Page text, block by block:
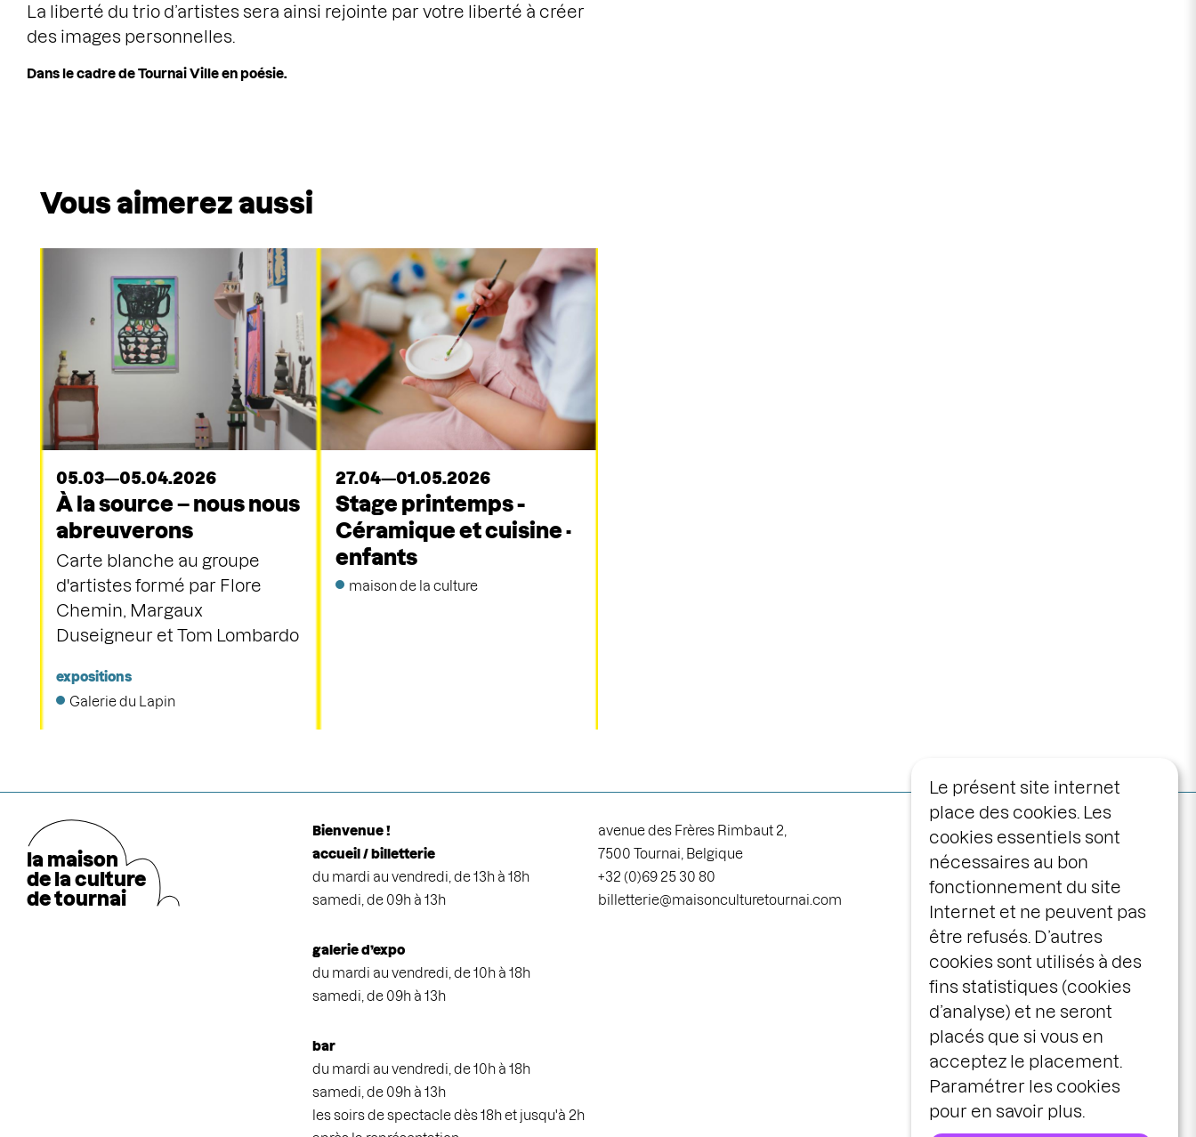
Le présent site internet
place des cookies. Les
cookies essentiels sont
nécessaires au bon
fonctionnement du site
Internet et ne peuvent pas
être refusés. D’autres
cookies sont utilisés à des
fins statistiques (cookies
d’analyse) et ne seront
placés que si vous en
acceptez le placement.
Paramétrer les cookies
pour en savoir plus.
La liberté du trio d’artistes sera ainsi rejointe par votre liberté à créer
des images personnelles.
Dans le cadre de Tournai Ville en poésie.
Vous aimerez aussi
05.03—05.04.2026
À la source – nous nous
abreuverons
Carte blanche au groupe
d'artistes formé par Flore
Chemin, Margaux
Duseigneur et Tom Lombardo
expositions
Galerie du Lapin
27.04—01.05.2026
Stage printemps -
Céramique et cuisine ·
enfants
maison de la culture
la maison
de la culture
de tournai
Bienvenue !
accueil / billetterie
du mardi au vendredi, de 13h à 18h
samedi, de 09h à 13h
galerie d’expo
du mardi au vendredi, de 10h à 18h
samedi, de 09h à 13h
bar
du mardi au vendredi, de 10h à 18h
samedi, de 09h à 13h
les soirs de spectacle dès 18h et jusqu'à 2h
avenue des Frères Rimbaut 2,
7500 Tournai, Belgique
+32 (0)69 25 30 80
billetterie@maisonculturetournai.com
Navigation
principale
programme
calendrier
avec vous
la maison
le centre scénique
infos pratiques
billetterie
espace pros &
publics
idées cadeaux